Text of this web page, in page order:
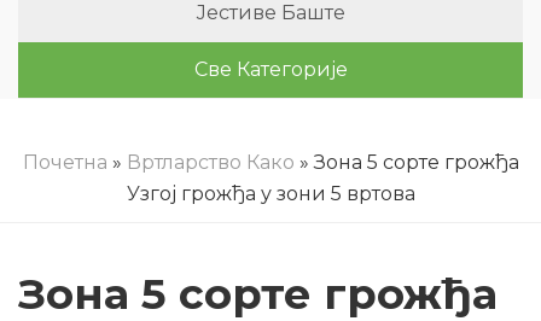
Јестиве Баште
Све Категорије
Почетна » Вртларство Како » Зона 5 сорте грожђа
Узгој грожђа у зони 5 вртова
Зона 5 сорте грожђа